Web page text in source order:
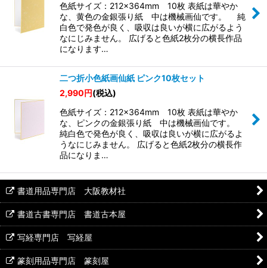
色紙サイズ：212×364mm 10枚 表紙は華やか
な、黄色の金銀張り紙 中は機械画仙です。 純
白色で発色が良く、吸収は良いが横に広がるよう
なにじみません。 広げると色紙2枚分の横長作品
になります…
二つ折小色紙画仙紙 ピンク10枚セット
2,990円(税込)
色紙サイズ：212×364mm 10枚 表紙は華やか
な、ピンクの金銀張り紙 中は機械画仙です。
純白色で発色が良く、吸収は良いが横に広がるよ
うなにじみません。 広げると色紙2枚分の横長作
品になりま…
書道用品専門店 大阪教材社
書道古書専門店 書道古本屋
写経専門店 写経屋
篆刻用品専門店 篆刻屋